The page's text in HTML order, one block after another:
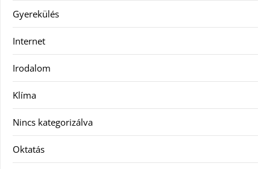
Gyerekülés
Internet
Irodalom
Klíma
Nincs kategorizálva
Oktatás